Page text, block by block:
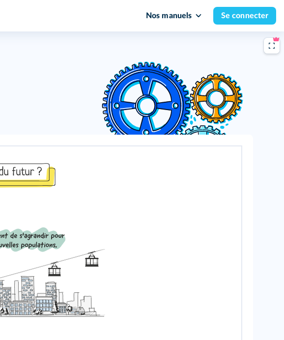
Nos manuels Se connecter